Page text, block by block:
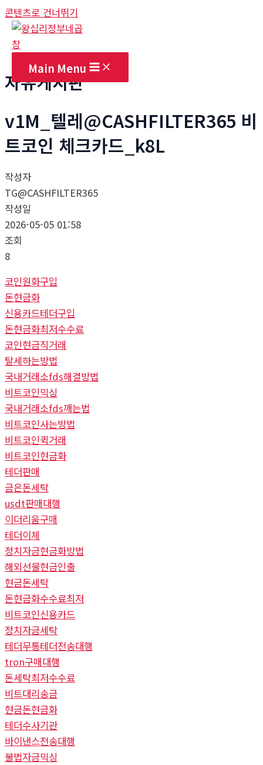
콘텐츠로 건너뛰기
Main Menu
자유게시판
v1M_텔레@CASHFILTER365 비
트코인 체크카드_k8L
작성자
TG@CASHFILTER365
작성일
2026-05-05 01:58
조회
8
코인원화구입
돈현금화
신용카드테더구입
돈현금화최저수수료
코인현금직거래
탈세하는방법
국내거래소fds해결방법
비트코인믹싱
국내거래소fds깨는법
비트코인사는방법
비트코인퀵거래
비트코인현금화
테더판매
금은돈세탁
usdt판매대행
이더리움구매
테더이체
정치자금현금화방법
해외선물현금인출
현금돈세탁
돈현금화수수료최저
비트코인신용카드
정치자금세탁
테더무통테더전송대행
tron구매대행
돈세탁최저수수료
비트대리송금
현금돈현금화
테더수사기관
바이낸스전송대행
불법자금믹싱